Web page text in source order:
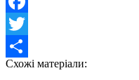
Facebook
Twitter
Share
Схожі матеріали: